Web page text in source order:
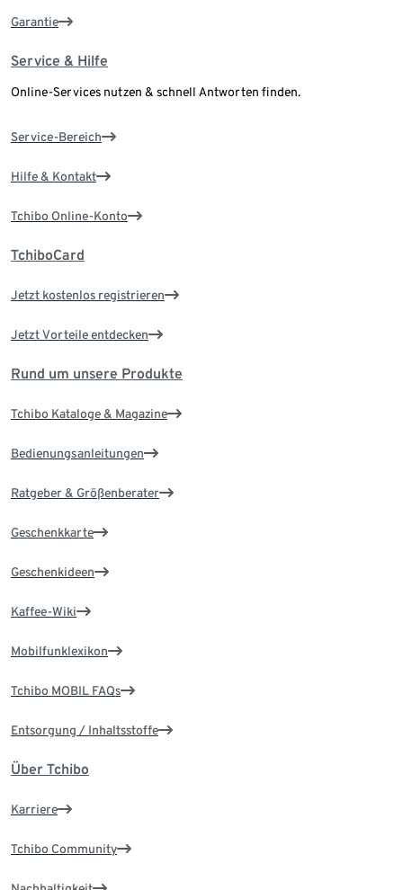
Garantie
Service & Hilfe
Online-Services nutzen & schnell Antworten finden.
Service-Bereich
Hilfe & Kontakt
Tchibo Online-Konto
TchiboCard
Jetzt kostenlos registrieren
Jetzt Vorteile entdecken
Rund um unsere Produkte
Tchibo Kataloge & Magazine
Bedienungsanleitungen
Ratgeber & Größenberater
Geschenkkarte
Geschenkideen
Kaffee-Wiki
Mobilfunklexikon
Tchibo MOBIL FAQs
Entsorgung / Inhaltsstoffe
Über Tchibo
Karriere
Tchibo Community